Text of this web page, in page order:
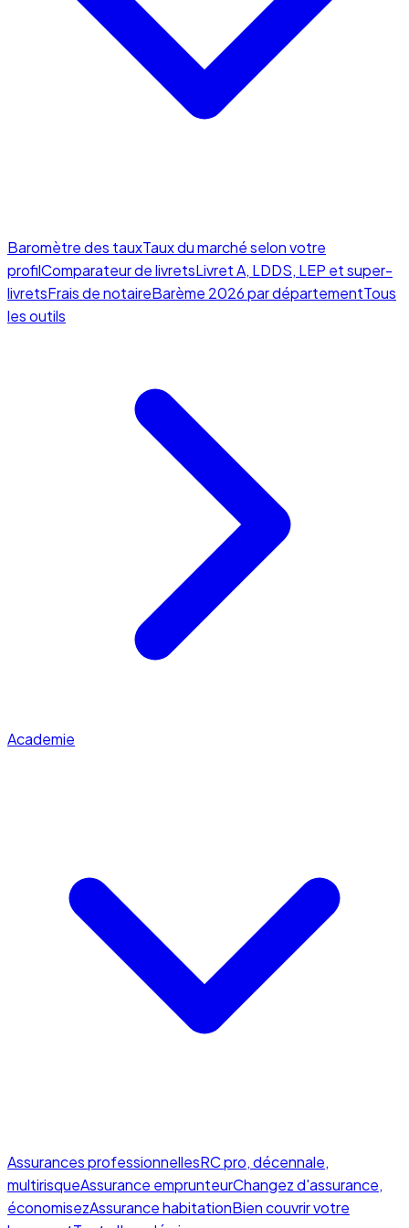
Baromètre des tauxTaux du marché selon votre
profilComparateur de livretsLivret A, LDDS, LEP et super-
livretsFrais de notaireBarème 2026 par départementTous
les outils
Academie
Assurances professionnellesRC pro, décennale,
multirisqueAssurance emprunteurChangez d'assurance,
économisezAssurance habitationBien couvrir votre